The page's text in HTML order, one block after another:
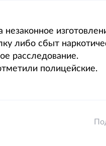
либо сбыт
расследование.
полицейские.